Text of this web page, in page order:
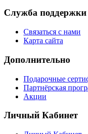
Служба поддержки
Связаться с нами
Карта сайта
Дополнительно
Подарочные
Партнёрская
Акции
Личный Кабинет